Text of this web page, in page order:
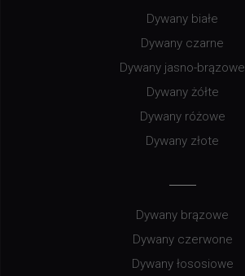
Dywany białe
Dywany czarne
Dywany jasno-brązowe
Dywany żółte
Dywany różowe
Dywany złote
Dywany brązowe
Dywany czerwone
Dywany łososiowe